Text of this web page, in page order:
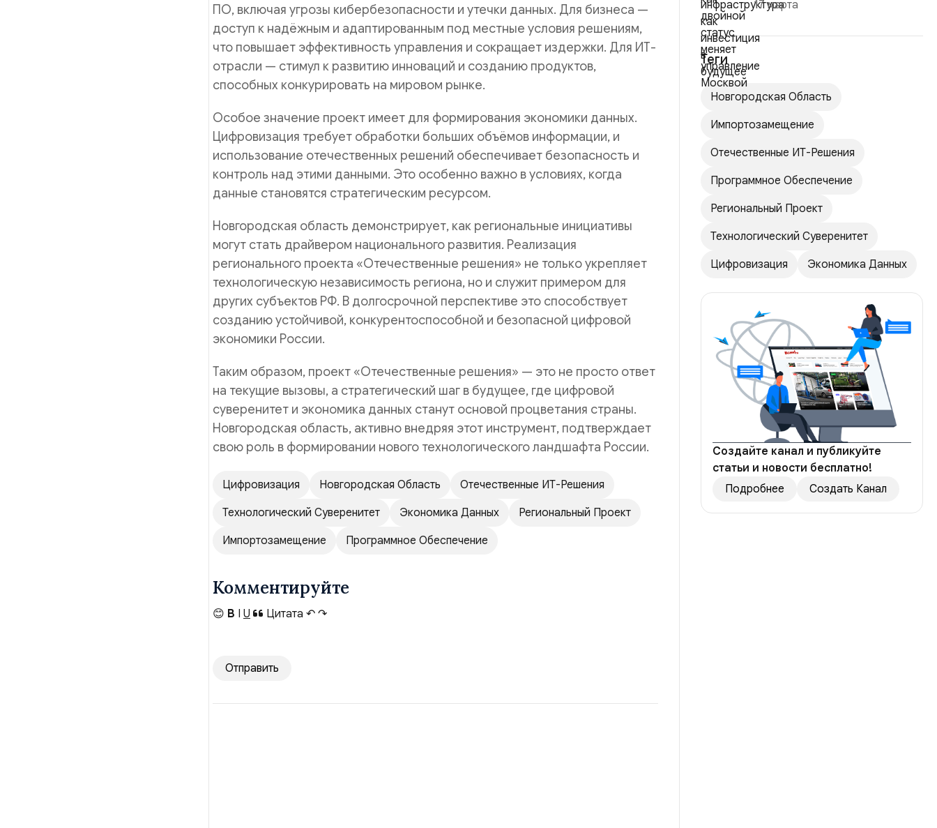
ПО, включая угрозы кибербезопасности и утечки данных. Для бизнеса —
доступ к надёжным и адаптированным под местные условия решениям,
что повышает эффективность управления и сокращает издержки. Для ИТ-
отрасли — стимул к развитию инноваций и созданию продуктов,
способных конкурировать на мировом рынке.
Особое значение проект имеет для формирования экономики данных.
Цифровизация требует обработки больших объёмов информации, и
использование отечественных решений обеспечивает безопасность и
контроль над этими данными. Это особенно важно в условиях, когда
данные становятся стратегическим ресурсом.
Новгородская область демонстрирует, как региональные инициативы
могут стать драйвером национального развития. Реализация
регионального проекта «Отечественные решения» не только укрепляет
технологическую независимость региона, но и служит примером для
других субъектов РФ. В долгосрочной перспективе это способствует
созданию устойчивой, конкурентоспособной и безопасной цифровой
экономики России.
Таким образом, проект «Отечественные решения» — это не просто ответ
на текущие вызовы, а стратегический шаг в будущее, где цифровой
суверенитет и экономика данных станут основой процветания страны.
Новгородская область, активно внедряя этот инструмент, подтверждает
свою роль в формировании нового технологического ландшафта России.
Цифровизация Новгородская Область
Отечественные ИТ-Решения
Технологический Суверенитет
Экономика Данных
Региональный Проект
Импортозамещение
Программное Обеспечение
Комментируйте
😊 B I U Цитата ↶ ↷
Отправить
17 марта
Теги
Новгородская Область
Импортозамещение
Отечественные ИТ-Решения
Программное Обеспечение
Региональный Проект
Технологический Суверенитет
Цифровизация
Экономика Данных
Создайте канал и публикуйте
статьи и новости бесплатно!
Подробнее
Создать Канал